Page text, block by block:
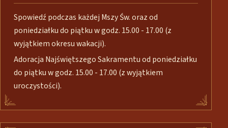
Spowiedź podczas każdej Mszy Św. oraz od
poniedziałku do piątku w godz. 15.00 - 17.00 (z
wyjątkiem okresu wakacji).
Adoracja Najświętszego Sakramentu od poniedziałku
do piątku w godz. 15.00 - 17.00 (z wyjątkiem
uroczystości).